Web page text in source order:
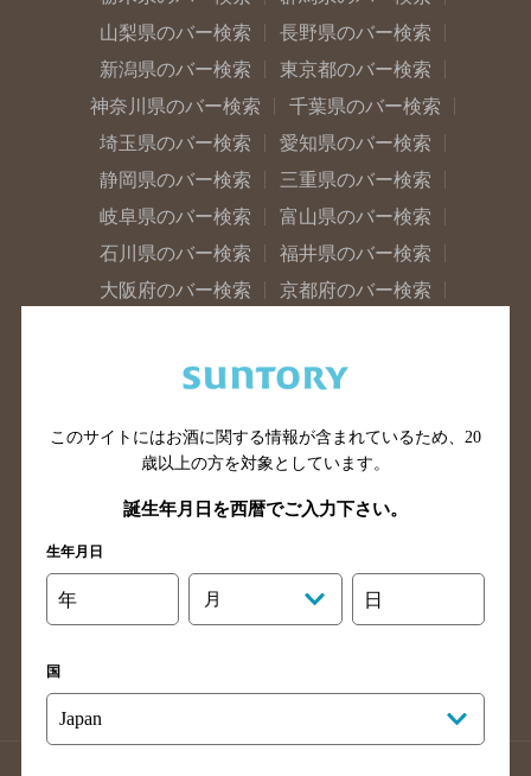
山梨県のバー検索
長野県のバー検索
新潟県のバー検索
東京都のバー検索
神奈川県のバー検索
千葉県のバー検索
埼玉県のバー検索
愛知県のバー検索
静岡県のバー検索
三重県のバー検索
岐阜県のバー検索
富山県のバー検索
石川県のバー検索
福井県のバー検索
大阪府のバー検索
京都府のバー検索
滋賀県のバー検索
和歌山県のバー検索
山口県のバー検索
鳥取県のバー検索
島根県のバー検索
徳島県のバー検索
香川県のバー検索
愛媛県のバー検索
高知県のバー検索
長崎県のバー検索
佐賀県のバー検索
大分県のバー検索
熊本県のバー検索
沖縄県のバー検索
このサイトにはお酒に関する情報が含まれているため、 20
歳以上の方を対象としています。
誕生年月日を西暦でご入力下さい。
生年月日
年 月 日
国